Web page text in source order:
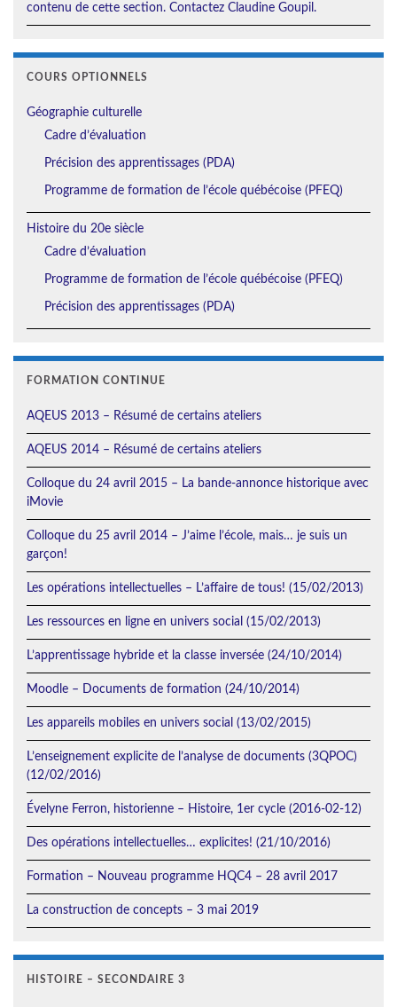
contenu de cette section. Contactez Claudine Goupil.
COURS OPTIONNELS
Géographie culturelle
Cadre d’évaluation
Précision des apprentissages (PDA)
Programme de formation de l’école québécoise (PFEQ)
Histoire du 20e siècle
Cadre d’évaluation
Programme de formation de l’école québécoise (PFEQ)
Précision des apprentissages (PDA)
FORMATION CONTINUE
AQEUS 2013 – Résumé de certains ateliers
AQEUS 2014 – Résumé de certains ateliers
Colloque du 24 avril 2015 – La bande-annonce historique avec
iMovie
Colloque du 25 avril 2014 – J’aime l’école, mais… je suis un
garçon!
Les opérations intellectuelles – L’affaire de tous! (15/02/2013)
Les ressources en ligne en univers social (15/02/2013)
L’apprentissage hybride et la classe inversée (24/10/2014)
Moodle – Documents de formation (24/10/2014)
Les appareils mobiles en univers social (13/02/2015)
L’enseignement explicite de l’analyse de documents (3QPOC)
(12/02/2016)
Évelyne Ferron, historienne – Histoire, 1er cycle (2016-02-12)
Des opérations intellectuelles… explicites! (21/10/2016)
Formation – Nouveau programme HQC4 – 28 avril 2017
La construction de concepts – 3 mai 2019
HISTOIRE – SECONDAIRE 3